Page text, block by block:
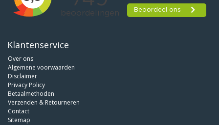
Klantenservice
Over ons
Algemene voorwaarden
Disclaimer
Privacy Policy
Betaalmethoden
Verzenden & Retourneren
Contact
Sitemap